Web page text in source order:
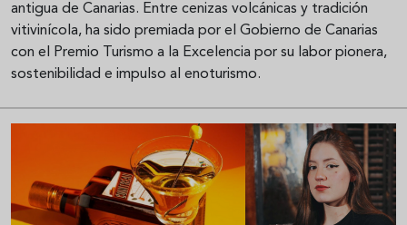
antigua de Canarias. Entre cenizas volcánicas y tradición
vitivinícola, ha sido premiada por el Gobierno de Canarias
con el Premio Turismo a la Excelencia por su labor pionera,
sostenibilidad e impulso al enoturismo.